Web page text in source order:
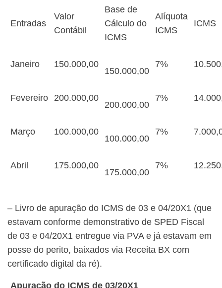
Entradas
Valor
Contábil
Base de
Cálculo do
ICMS
Alíquota
ICMS
ICMS
Janeiro 150.000,00
150.000,00
7%
Fevereiro 200.000,00
200.000,00
7%
Março 100.000,00
100.000,00
7%
Abril 175.000,00
175.000,00
7%
– Livro de apuração do ICMS de 03 e 04/20X1 (que
estavam conforme demonstrativo de SPED Fiscal
de 03 e 04/20X1 entregue via PVA e já estavam em
posse do perito, baixados via Receita BX com
certificado digital da ré).
Apuração do ICMS de 03/20X1